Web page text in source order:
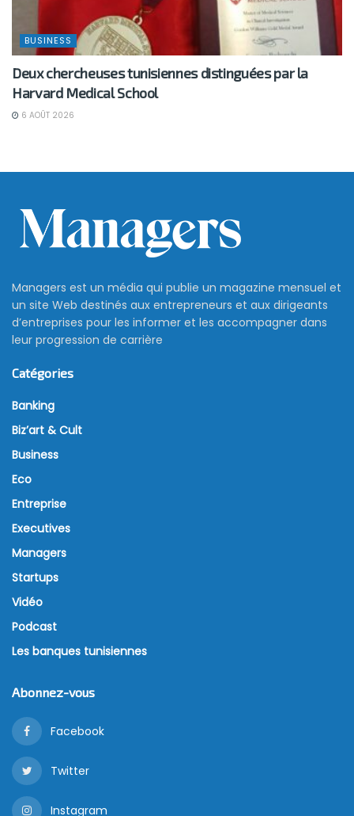
BUSINESS
Deux chercheuses tunisiennes distinguées par la
Harvard Medical School
6 AOÛT 2026
Managers est un média qui publie un magazine mensuel et
un site Web destinés aux entrepreneurs et aux dirigeants
d’entreprises pour les informer et les accompagner dans
leur progression de carrière
Catégories
Banking
Biz’art & Cult
Business
Eco
Entreprise
Executives
Managers
Startups
Vidéo
Podcast
Les banques tunisiennes
Abonnez-vous
Facebook
Twitter
Instagram